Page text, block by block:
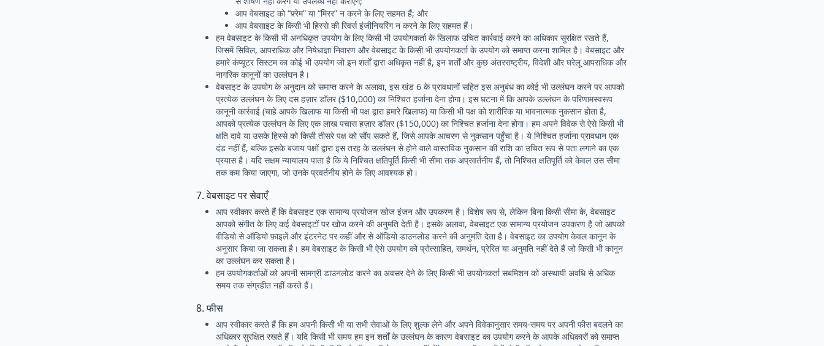
आप वेबसाइट को “फ़्रेम” या “मिरर” न करने के लिए सहमत हैं; और
आप वेबसाइट के किसी भी हिस्से की रिवर्स इंजीनियरिंग न करने के लिए सहमत हैं।
हम वेबसाइट के किसी भी अनधिकृत उपयोग के लिए किसी भी उपयोगकर्ता के खिलाफ उचित कार्रवाई करने का अधिकार सुरक्षित रखते हैं,
जिसमें सिविल, आपराधिक और निषेधाज्ञा निवारण और वेबसाइट के किसी भी उपयोगकर्ता के उपयोग को समाप्त करना शामिल है। वेबसाइट और
हमारे कंप्यूटर सिस्टम का कोई भी उपयोग जो इन शर्तों द्वारा अधिकृत नहीं है, इन शर्तों और कुछ अंतरराष्ट्रीय, विदेशी और घरेलू आपराधिक और
नागरिक कानूनों का उल्लंघन है।
वेबसाइट के उपयोग के अनुदान को समाप्त करने के अलावा, इस खंड 6 के प्रावधानों सहित इस अनुबंध का कोई भी उल्लंघन करने पर आपको
प्रत्येक उल्लंघन के लिए दस हज़ार डॉलर ($10,000) का निश्चित हर्जाना देना होगा। इस घटना में कि आपके उल्लंघन के परिणामस्वरूप
कानूनी कार्रवाई (चाहे आपके खिलाफ या किसी भी पक्ष द्वारा हमारे खिलाफ) या किसी भी पक्ष को शारीरिक या भावनात्मक नुकसान होता है,
आपको प्रत्येक उल्लंघन के लिए एक लाख पचास हज़ार डॉलर ($150,000) का निश्चित हर्जाना देना होगा। हम अपने विवेक से ऐसे किसी भी
क्षति दावे या उसके हिस्से को किसी तीसरे पक्ष को सौंप सकते हैं, जिसे आपके आचरण से नुकसान पहुँचा है। ये निश्चित हर्जाना प्रावधान एक
दंड नहीं हैं, बल्कि इसके बजाय पक्षों द्वारा इस तरह के उल्लंघन से होने वाले वास्तविक नुकसान की राशि का उचित रूप से पता लगाने का एक
प्रयास है। यदि सक्षम न्यायालय पाता है कि ये निश्चित क्षतिपूर्ति किसी भी सीमा तक अप्रवर्तनीय हैं, तो निश्चित क्षतिपूर्ति को केवल उस सीमा
तक कम किया जाएगा, जो उनके प्रवर्तनीय होने के लिए आवश्यक हो।
7. वेबसाइट पर सेवाएँ
आप स्वीकार करते हैं कि वेबसाइट एक सामान्य प्रयोजन खोज इंजन और उपकरण है। विशेष रूप से, लेकिन बिना किसी सीमा के, वेबसाइट
आपको संगीत के लिए कई वेबसाइटों पर खोज करने की अनुमति देती है। इसके अलावा, वेबसाइट एक सामान्य प्रयोजन उपकरण है जो आपको
वीडियो से ऑडियो फ़ाइलें और इंटरनेट पर कहीं और से ऑडियो डाउनलोड करने की अनुमति देता है। वेबसाइट का उपयोग केवल कानून के
अनुसार किया जा सकता है। हम वेबसाइट के किसी भी ऐसे उपयोग को प्रोत्साहित, समर्थन, प्रेरित या अनुमति नहीं देते हैं जो किसी भी कानून
का उल्लंघन कर सकता है।
हम उपयोगकर्ताओं को अपनी सामग्री डाउनलोड करने का अवसर देने के लिए किसी भी उपयोगकर्ता सबमिशन को अस्थायी अवधि से अधिक
समय तक संग्रहीत नहीं करते हैं।
8. फीस
आप स्वीकार करते हैं कि हम अपनी किसी भी या सभी सेवाओं के लिए शुल्क लेने और अपने विवेकानुसार समय-समय पर अपनी फीस बदलने का
अधिकार सुरक्षित रखते हैं। यदि किसी भी समय हम इन शर्तों के उल्लंघन के कारण वेबसाइट का उपयोग करने के आपके अधिकारों को समाप्त